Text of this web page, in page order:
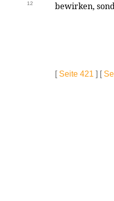
12 bewirken,
[ Seite 421 ] [